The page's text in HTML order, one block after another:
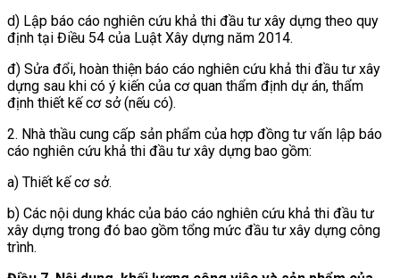
d) Lập báo cáo nghiên cứu khả thi đầu tư xây dựng theo quy
định tại Điều 54 của Luật Xây dựng năm 2014.
đ) Sửa đổi, hoàn thiện báo cáo nghiên cứu khả thi đầu tư xây
dựng sau khi có ý kiến của cơ quan thẩm định dự án, thẩm
định thiết kế cơ sở (nếu có).
2. Nhà thầu cung cấp sản phẩm của hợp đồng tư vấn lập báo
cáo nghiên cứu khả thi đầu tư xây dựng bao gồm:
a) Thiết kế cơ sở.
b) Các nội dung khác của báo cáo nghiên cứu khả thi đầu tư
xây dựng trong đó bao gồm tổng mức đầu tư xây dựng công
trình.